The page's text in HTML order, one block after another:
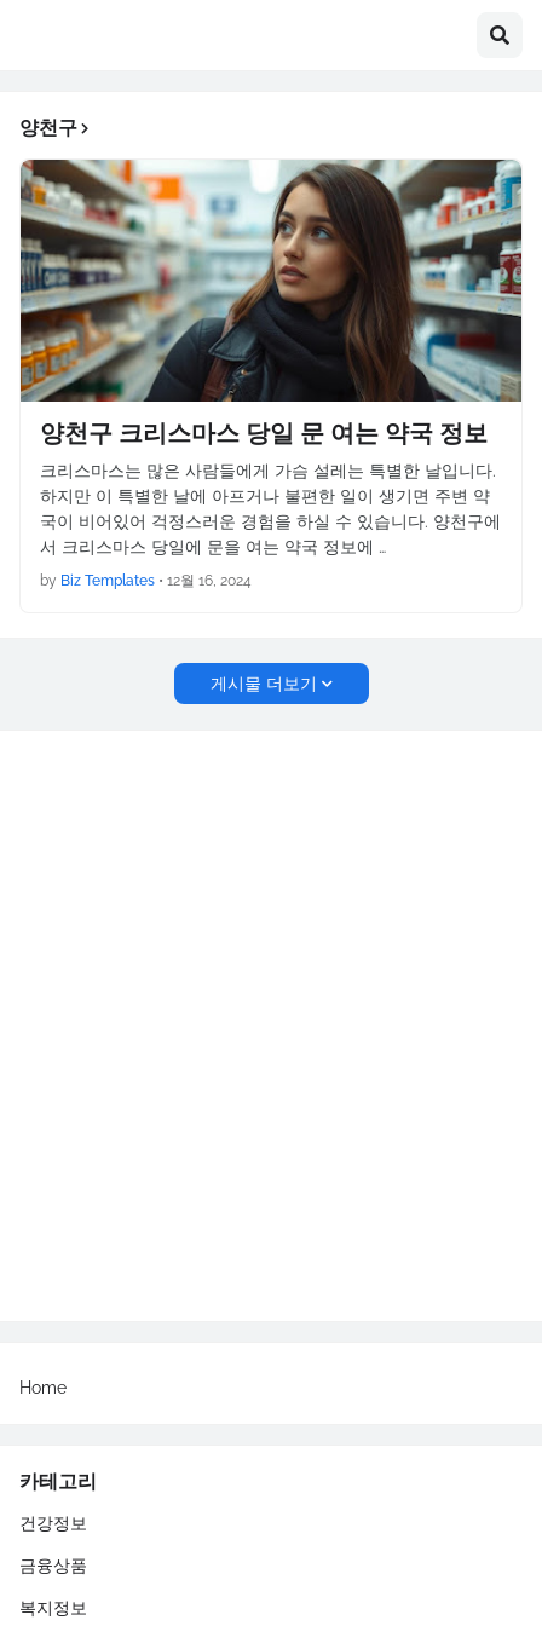
양천구
양천구 크리스마스 당일 문 여는 약국 정보
크리스마스는 많은 사람들에게 가슴 설레는 특별한 날입니다.
하지만 이 특별한 날에 아프거나 불편한 일이 생기면 주변 약
국이 비어있어 걱정스러운 경험을 하실 수 있습니다. 양천구에
서 크리스마스 당일에 문을 여는 약국 정보에 …
by Biz Templates • 12월 16, 2024
게시물 더보기
Home
카테고리
건강정보
금융상품
복지정보